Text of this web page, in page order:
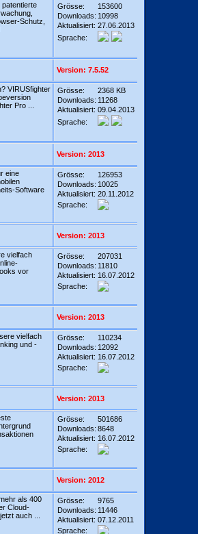
patentierte
Schutz,
Grösse:
153600
Downloads: 10998
Aktualisiert: 27.06.2013
Sprache:
Version: 7.5.52
VIRUSfighter
Pro ...
Grösse:
2368 KB
Downloads: 11268
Aktualisiert: 09.04.2013
Sprache:
Version: 2013
eine
Software
Grösse:
126953
Downloads: 10025
Aktualisiert: 20.11.2012
Sprache:
Version: 2013
vielfach
vor
Grösse:
207031
Downloads: 11810
Aktualisiert: 16.07.2012
Sprache:
Version: 2013
vielfach
und -
Grösse:
110234
Downloads: 12092
Aktualisiert: 16.07.2012
Sprache:
Version: 2013
Grösse:
501686
Downloads: 8648
Aktualisiert: 16.07.2012
Sprache:
Version: 2012
als 400
Cloud-
auch ...
Grösse:
9765
Downloads: 11446
Aktualisiert: 07.12.2011
Sprache: